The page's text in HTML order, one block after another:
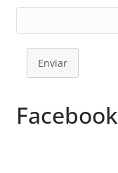
Enviar
Facebook